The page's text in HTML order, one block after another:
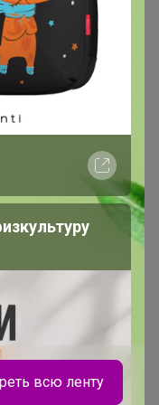
чисел
всю ленту
нажимая кнопку